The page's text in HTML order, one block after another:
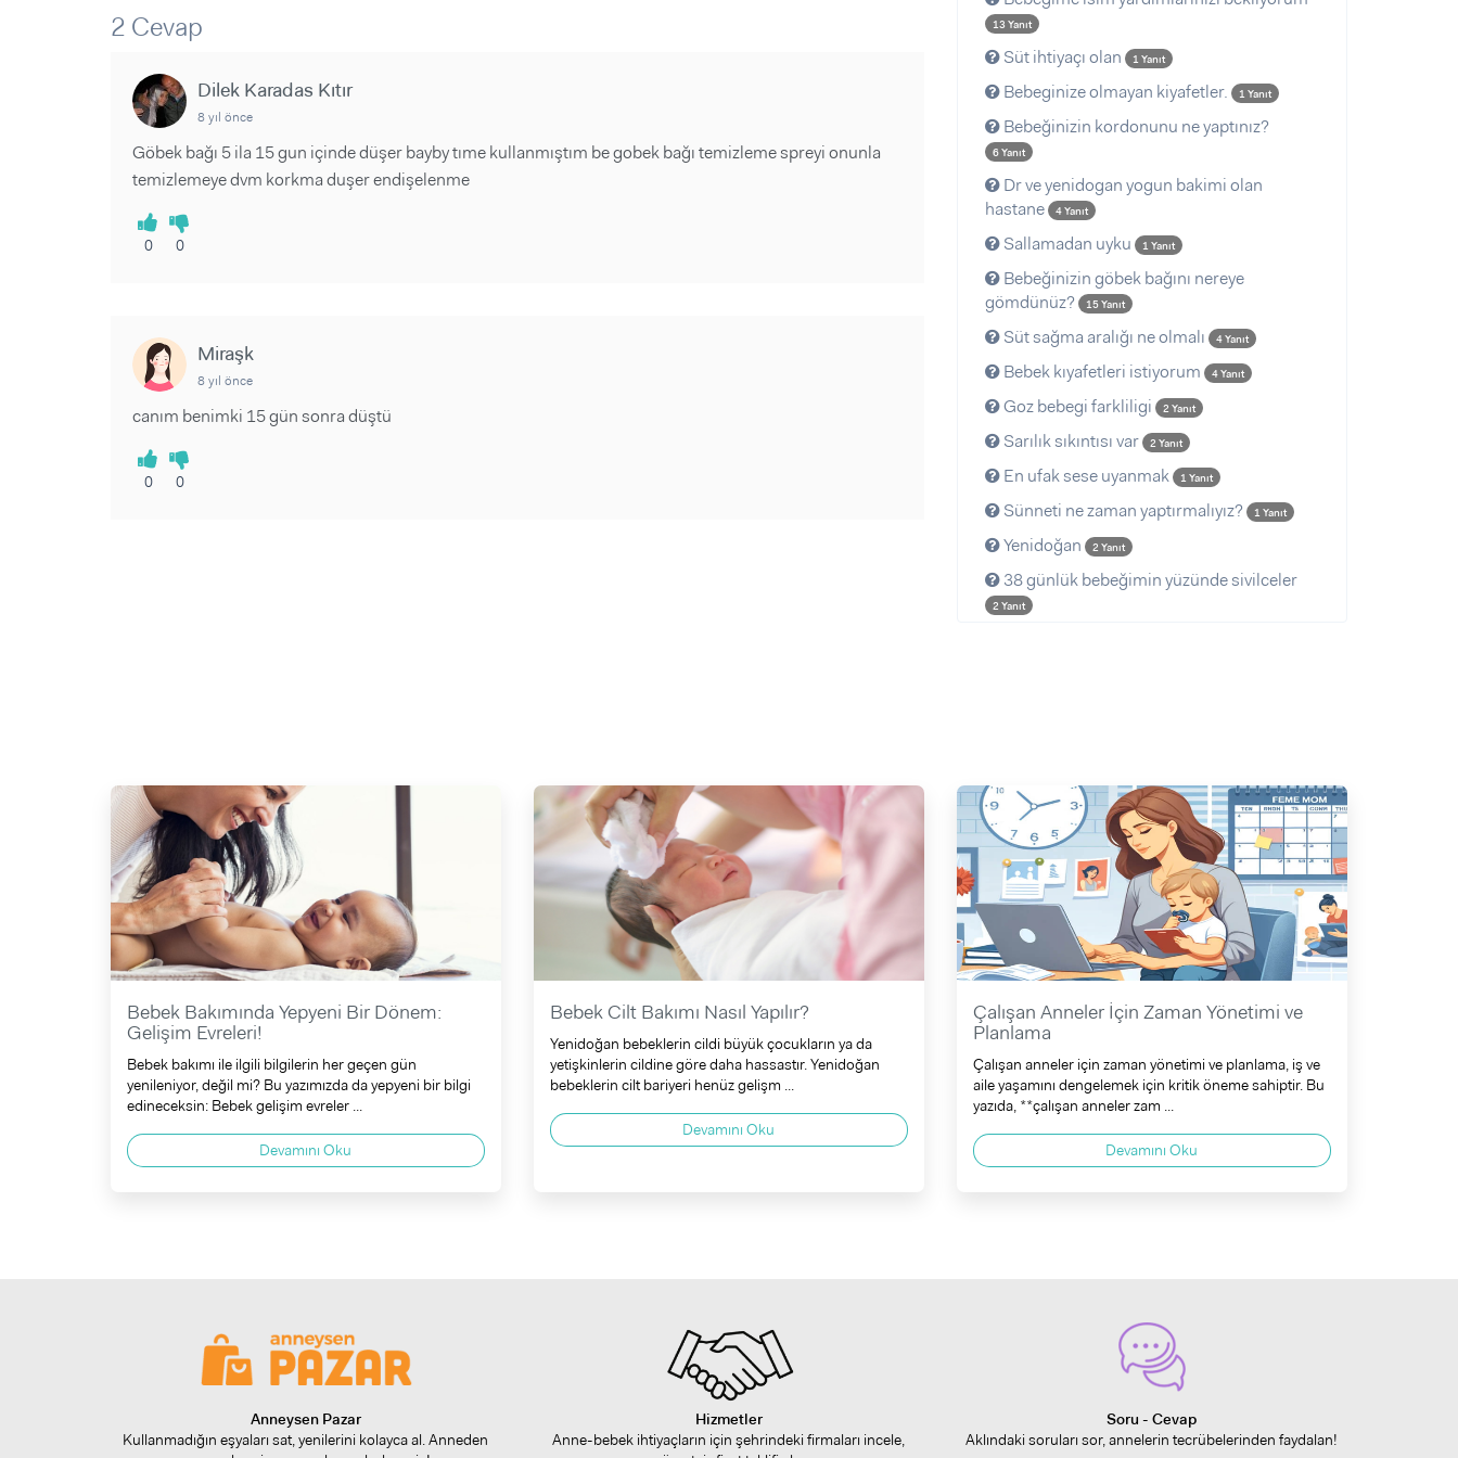
Makaleler
Videolar
2 Cevap
Dilek Karadas Kıtır
8 yıl önce
Göbek bağı 5 ila 15 gun içinde düşer bayby tıme kullanmıştım be gobek bağı temizleme spreyi onunla
temizlemeye dvm korkma duşer endişelenme
0 0
Miraşk
8 yıl önce
canım benimki 15 gün sonra düştü
0 0
13 Yanıt
Süt ihtiyaçı olan 1 Yanıt
Bebeginize olmayan kiyafetler. 1 Yanıt
Bebeğinizin kordonunu ne yaptınız?
6 Yanıt
Dr ve yenidogan yogun bakimi olan
hastane
4 Yanıt
Sallamadan uyku 1 Yanıt
Bebeğinizin göbek bağını nereye
gömdünüz?
15 Yanıt
Süt sağma aralığı ne olmalı 4 Yanıt
Bebek kıyafetleri istiyorum 4 Yanıt
Goz bebegi farkliligi 2 Yanıt
Sarılık sıkıntısı var 2 Yanıt
En ufak sese uyanmak 1 Yanıt
Sünneti ne zaman yaptırmalıyız? 1 Yanıt
Yenidoğan 2 Yanıt
38 günlük bebeğimin yüzünde sivilceler
2 Yanıt
Bebek Bakımında Yepyeni Bir Dönem:
Gelişim Evreleri!
Bebek bakımı ile ilgili bilgilerin her geçen gün
yenileniyor, değil mi? Bu yazımızda da yepyeni bir bilgi
edineceksin: Bebek gelişim evreler ...
Devamını Oku
Bebek Cilt Bakımı Nasıl Yapılır?
Yenidoğan bebeklerin cildi büyük çocukların ya da
yetişkinlerin cildine göre daha hassastır. Yenidoğan
bebeklerin cilt bariyeri henüz gelişm ...
Devamını Oku
Çalışan Anneler İçin Zaman Yönetimi ve
Planlama
Çalışan anneler için zaman yönetimi ve planlama, iş ve
aile yaşamını dengelemek için kritik öneme sahiptir. Bu
yazıda, **çalışan anneler zam ...
Devamını Oku
Anneysen Pazar
Kullanmadığın eşyaları sat, yenilerini kolayca al. Anneden
Hizmetler
Anne-bebek ihtiyaçların için şehrindeki firmaları incele,
Soru - Cevap
Aklındaki soruları sor, annelerin tecrübelerinden faydalan!